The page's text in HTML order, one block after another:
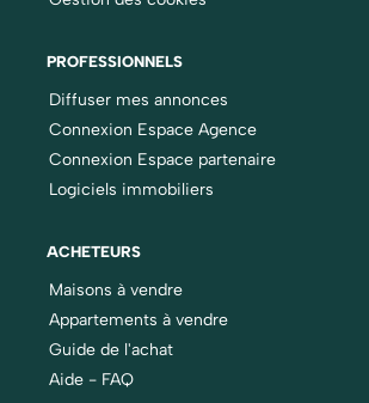
PROFESSIONNELS
Diffuser mes annonces
Connexion Espace Agence
Connexion Espace partenaire
Logiciels immobiliers
ACHETEURS
Maisons à vendre
Appartements à vendre
Guide de l'achat
Aide - FAQ